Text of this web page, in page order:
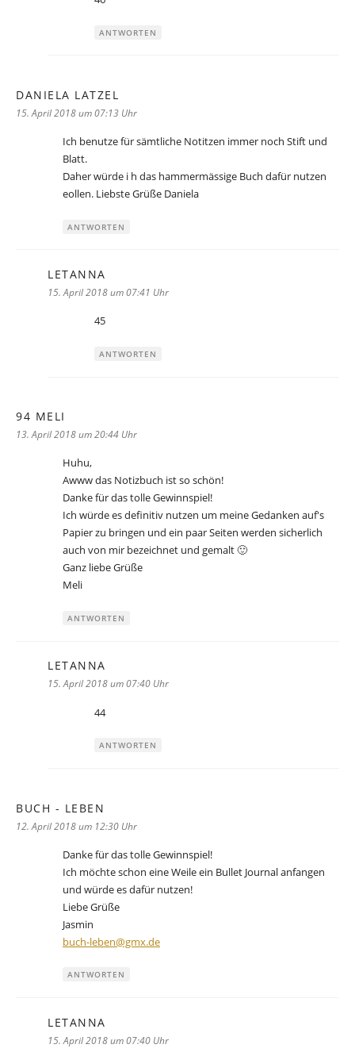
ANTWORTEN
DANIELA LATZEL
15. April 2018 um 07:13 Uhr
Ich benutze für sämtliche Notitzen immer noch Stift und
Blatt.
Daher würde i h das hammermässige Buch dafür nutzen
eollen. Liebste Grüße Daniela
ANTWORTEN
LETANNA
15. April 2018 um 07:41 Uhr
45
ANTWORTEN
94 MELI
13. April 2018 um 20:44 Uhr
Huhu,
Awww das Notizbuch ist so schön!
Danke für das tolle Gewinnspiel!
Ich würde es definitiv nutzen um meine Gedanken auf's
Papier zu bringen und ein paar Seiten werden sicherlich
auch von mir bezeichnet und gemalt 🙂
Ganz liebe Grüße
Meli
ANTWORTEN
LETANNA
15. April 2018 um 07:40 Uhr
44
ANTWORTEN
BUCH - LEBEN
12. April 2018 um 12:30 Uhr
Danke für das tolle Gewinnspiel!
Ich möchte schon eine Weile ein Bullet Journal anfangen
und würde es dafür nutzen!
Liebe Grüße
Jasmin
buch-leben@gmx.de
ANTWORTEN
LETANNA
15. April 2018 um 07:40 Uhr